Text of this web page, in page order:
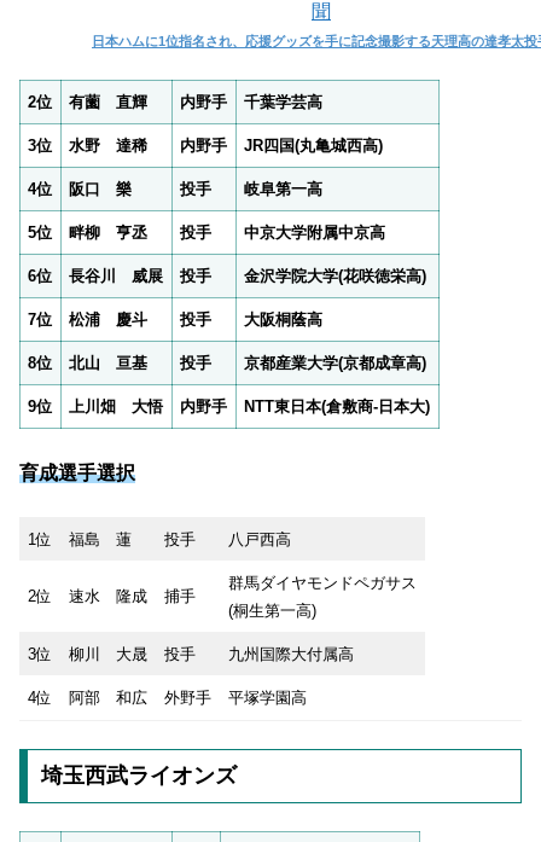
日本ハムに1位指名され、応援グッズを手に記念撮影する天理高の達孝太投
2位 有薗 直輝 内野手 千葉学芸高
3位 水野 達稀 内野手 JR四国(丸亀城西高)
4位 阪口 樂 投手 岐阜第一高
5位 畔柳 亨丞 投手 中京大学附属中京高
6位 長谷川 威展 投手 金沢学院大学(花咲徳栄高)
7位 松浦 慶斗 投手 大阪桐蔭高
8位 北山 亘基 投手 京都産業大学(京都成章高)
9位 上川畑 大悟 内野手 NTT東日本(倉敷商-日本大)
育成選手選択
1位 福島 蓮 投手 八戸西高
2位 速水 隆成 捕手
群馬ダイヤモンドペガサス
(桐生第一高)
3位 柳川 大晟 投手 九州国際大付属高
4位 阿部 和広 外野手 平塚学園高
埼玉西武ライオンズ